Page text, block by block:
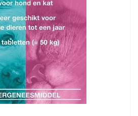
optie
kan
gekozen
worden
de
productpagina